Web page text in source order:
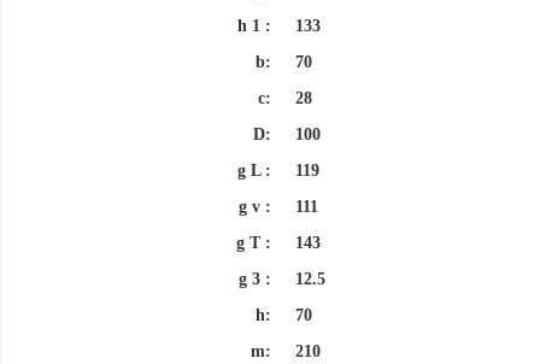
h 1 :
133
b:
70
c:
28
D:
100
g L :
119
g v :
111
g T :
143
g 3 :
12.5
h:
70
m:
210